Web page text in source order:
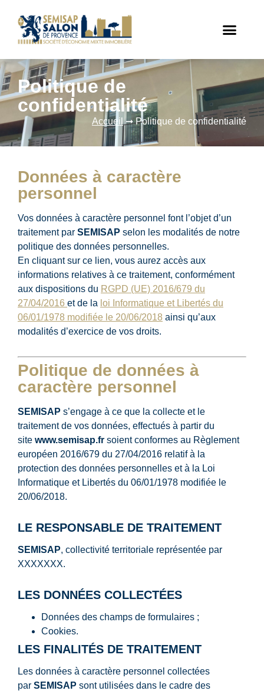
Politique de
confidentialité
Accueil ➞Politique de confidentialité
Données à caractère
personnel
Vos données à caractère personnel font l’objet d’un
traitement par SEMISAP selon les modalités de notre
politique des données personnelles.
En cliquant sur ce lien, vous aurez accès aux
informations relatives à ce traitement, conformément
aux dispositions du RGPD (UE) 2016/679 du
27/04/2016 et de la loi Informatique et Libertés du
06/01/1978 modifiée le 20/06/2018 ainsi qu’aux
modalités d’exercice de vos droits.
Politique de données à
caractère personnel
SEMISAP s’engage à ce que la collecte et le
traitement de vos données, effectués à partir du
site www.semisap.fr soient conformes au Règlement
européen 2016/679 du 27/04/2016 relatif à la
protection des données personnelles et à la Loi
Informatique et Libertés du 06/01/1978 modifiée le
20/06/2018.
LE RESPONSABLE DE TRAITEMENT
SEMISAP, collectivité territoriale représentée par
XXXXXXX.
LES DONNÉES COLLECTÉES
Données des champs de formulaires ;
Cookies.
LES FINALITÉS DE TRAITEMENT
Les données à caractère personnel collectées
par SEMISAP sont utilisées dans le cadre des